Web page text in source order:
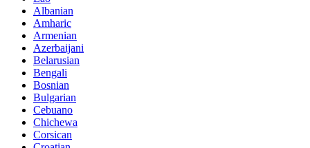
Albanian
Amharic
Armenian
Azerbaijani
Belarusian
Bengali
Bosnian
Bulgarian
Cebuano
Chichewa
Corsican